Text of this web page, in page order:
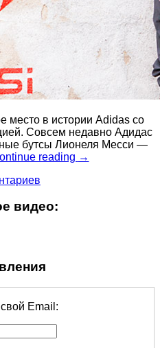
место в истории Adidas со
Совсем недавно Адидас
бутсы Лионеля Месси —
reading →
видео:
Email: